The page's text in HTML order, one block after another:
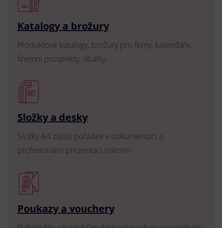
Katalogy a brožury
Produktové katalogy, brožury pro firmy, kalendáře,
firemní prospekty, obálky.
Složky a desky
Složky A4 zajistí pořádek v dokumentaci a
profesionální prezentaci tiskovin.
Poukazy a vouchery